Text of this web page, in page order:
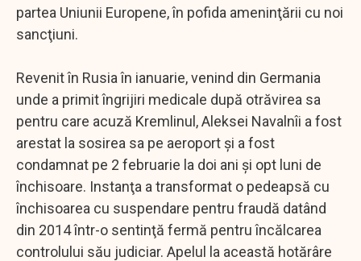
partea Uniunii Europene, în pofida ameninţării cu noi
sancţiuni.
Revenit în Rusia în ianuarie, venind din Germania
unde a primit îngrijiri medicale după otrăvirea sa
pentru care acuză Kremlinul, Aleksei Navalnîi a fost
arestat la sosirea sa pe aeroport şi a fost
condamnat pe 2 februarie la doi ani şi opt luni de
închisoare. Instanţa a transformat o pedeapsă cu
închisoarea cu suspendare pentru fraudă datând
din 2014 într-o sentinţă fermă pentru încălcarea
controlului său judiciar. Apelul la această hotărâre